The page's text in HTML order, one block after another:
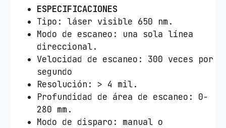
ESPECIFICACIONES
Tipo: láser visible 650 nm.
Modo de escaneo: una sola línea
direccional.
Velocidad de escaneo: 300 veces por
segundo
Resolución: > 4 mil.
Profundidad de área de escaneo: 0-
280 mm.
Modo de disparo: manual o